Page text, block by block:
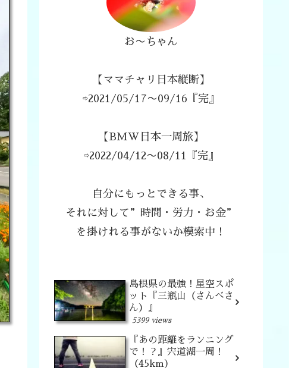
お〜ちゃん
【ママチャリ日本縦断】
⇨2021/05/17〜09/16『完』
【BMW日本一周旅】
⇨2022/04/12〜08/11『完』
自分にもっとできる事、
それに対して”時間・労力・お金”
を掛けれる事がないか模索中！
島根県の最強！星空スポ
ット『三瓶山（さんべさ
ん）』
5399 views
『あの距離をランニング
で！？』宍道湖一周！
（45km）